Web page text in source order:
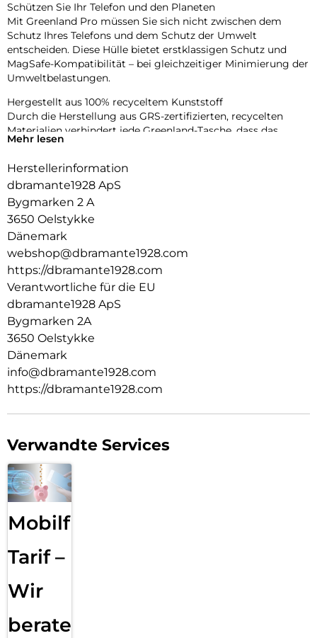
Schützen Sie Ihr Telefon und den Planeten
Mit Greenland Pro müssen Sie sich nicht zwischen dem
Schutz Ihres Telefons und dem Schutz der Umwelt
entscheiden. Diese Hülle bietet erstklassigen Schutz und
MagSafe-Kompatibilität – bei gleichzeitiger Minimierung der
Umweltbelastungen.
Hergestellt aus 100% recyceltem Kunststoff
Durch die Herstellung aus GRS-zertifizierten, recycelten
Materialien verhindert jede Greenland-Tasche, dass das
Gewicht von zwei Plastikflaschen in unseren Ozeanen und
Aufprallschutz mit MagSafe-Integration
Greenland Pro bietet Aufprallschutz aus 1,2 m Höhe in einem
schlanken Design. Der integrierte MagSafe-Magnet sorgt für
müheloses Aufladen und die Verwendung von Zubehör und
bietet gleichzeitig zuverlässigen Fallschutz.
Schlankes Design
Genießen Sie das schlanke Design, das bequem in Ihre Hand
und Tasche passt.
Mehr lesen
Herstellerinformation
dbramante1928 ApS
Bygmarken 2 A
3650 Oelstykke
Dänemark
webshop@dbramante1928.com
https://dbramante1928.com
Verantwortliche für die EU
dbramante1928 ApS
Bygmarken 2A
3650 Oelstykke
Dänemark
info@dbramante1928.com
https://dbramante1928.com
Verwandte Services
Mobilfunk
Tarif –
Wir
beraten